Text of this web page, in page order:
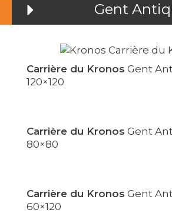
Gent
Carrière du Kronos Gent
120×120
Carrière du Kronos Gent
80×80
Carrière du Kronos Gent
60×120